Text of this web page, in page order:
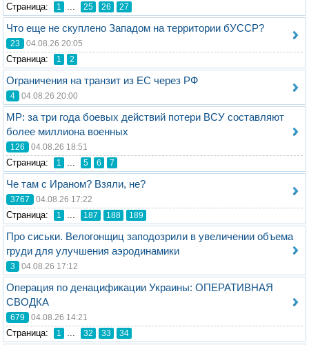
Стрaница: 1 25 26 27
Что еще не скуплено Западом на территории бУССР?
23 04.08.26 20:05
Стрaница: 1 2
Ограничения на транзит из ЕС через РФ
4 04.08.26 20:00
MP: за три года боевых действий потери ВСУ составляют
более миллиона военных
126 04.08.26 18:51
Стрaница: 1 5 6 7
Че там с Ираном? Взяли, не?
3767 04.08.26 17:22
Стрaница: 1 187 188 189
Про сиськи. Велогонщиц заподозрили в увеличении объема
груди для улучшения аэродинамики
3 04.08.26 17:12
Операция по денацификации Украины: ОПЕРАТИВНАЯ
СВОДКА
679 04.08.26 14:21
Стрaница: 1 32 33 34